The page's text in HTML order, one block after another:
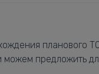
планового
предложить